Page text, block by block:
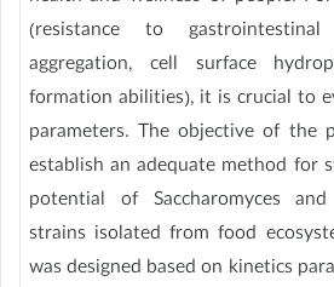
(resistance to
aggregation, cell surface
formation abilities), it is crucial to
parameters. The objective of the
establish an adequate method for
potential of Saccharomyces and
strains isolated from food
was designed based on kinetics